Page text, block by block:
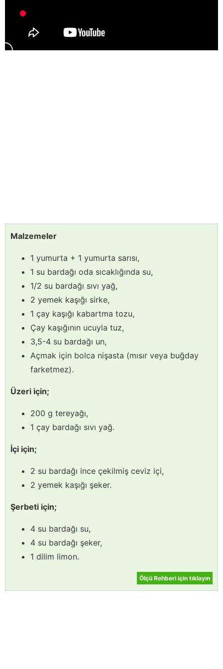
Malzemeler
1 yumurta + 1 yumurta sarısı,
1 su bardağı oda sıcaklığında su,
1/2 su bardağı sıvı yağ,
2 yemek kaşığı sirke,
1 çay kaşığı kabartma tozu,
Çay kaşığının ucuyla tuz,
3,5-4 su bardağı un,
Açmak için bolca nişasta (mısır veya buğday
farketmez).
Üzeri için;
200 g tereyağı,
1 çay bardağı sıvı yağ.
İçi için;
2 su bardağı ince çekilmiş ceviz içi,
2 yemek kaşığı şeker.
Şerbeti için;
4 su bardağı su,
4 su bardağı şeker,
1 dilim limon.
Ölçü Rehberi için tıklayın